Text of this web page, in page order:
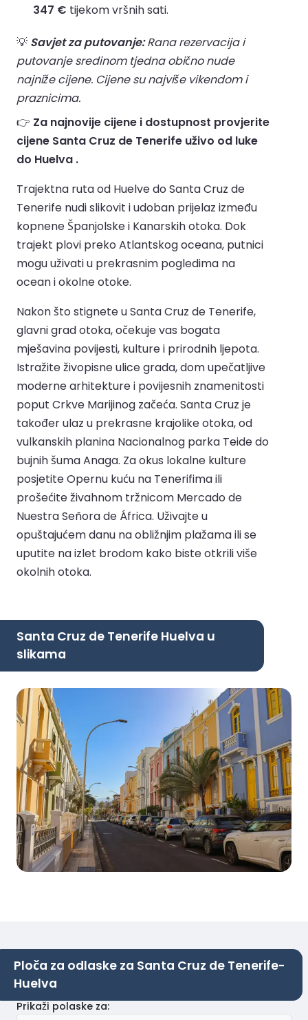
347 € tijekom vršnih sati.
💡 Savjet za putovanje:Rana rezervacija i
putovanje sredinom tjedna obično nude
najniže cijene. Cijene su najviše vikendom i
praznicima.
👉 Za najnovije cijene i dostupnost provjerite
cijene Santa Cruz de Tenerife uživo od luke
do Huelva .
Trajektna ruta od Huelve do Santa Cruz de
Tenerife nudi slikovit i udoban prijelaz između
kopnene Španjolske i Kanarskih otoka. Dok
trajekt plovi preko Atlantskog oceana, putnici
mogu uživati u prekrasnim pogledima na
ocean i okolne otoke.
Nakon što stignete u Santa Cruz de Tenerife,
glavni grad otoka, očekuje vas bogata
mješavina povijesti, kulture i prirodnih ljepota.
Istražite živopisne ulice grada, dom upečatljive
moderne arhitekture i povijesnih znamenitosti
poput Crkve Marijinog začeća. Santa Cruz je
također ulaz u prekrasne krajolike otoka, od
vulkanskih planina Nacionalnog parka Teide do
bujnih šuma Anaga. Za okus lokalne kulture
posjetite Opernu kuću na Tenerifima ili
prošećite živahnom tržnicom Mercado de
Nuestra Señora de África. Uživajte u
opuštajućem danu na obližnjim plažama ili se
uputite na izlet brodom kako biste otkrili više
okolnih otoka.
Santa Cruz de Tenerife Huelva u
slikama
Ploča za odlaske za Santa Cruz de Tenerife-
Huelva
Prikaži polaske za: